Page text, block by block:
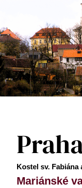
Katalog
Kontakt
Kostel sv. Fabiána
Mariánské